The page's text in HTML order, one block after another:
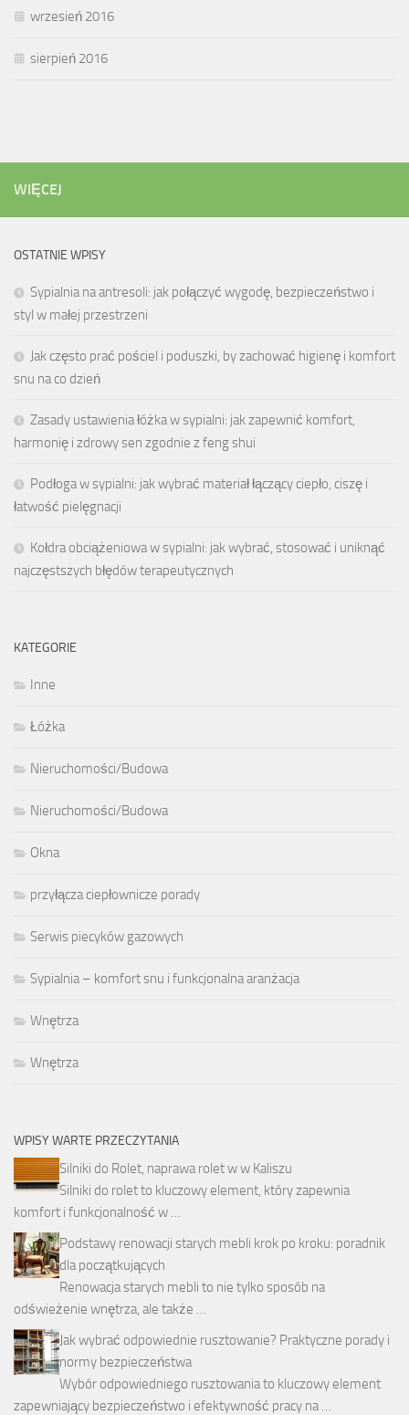
wrzesień 2016
sierpień 2016
WIĘCEJ
OSTATNIE WPISY
Sypialnia na antresoli: jak połączyć wygodę, bezpieczeństwo i
styl w małej przestrzeni
Jak często prać pościel i poduszki, by zachować higienę i komfort
snu na co dzień
Zasady ustawienia łóżka w sypialni: jak zapewnić komfort,
harmonię i zdrowy sen zgodnie z feng shui
Podłoga w sypialni: jak wybrać materiał łączący ciepło, ciszę i
łatwość pielęgnacji
Kołdra obciążeniowa w sypialni: jak wybrać, stosować i uniknąć
najczęstszych błędów terapeutycznych
KATEGORIE
Inne
Łóżka
Nieruchomości/Budowa
Nieruchomości/Budowa
Okna
przyłącza ciepłownicze porady
Serwis piecyków gazowych
Sypialnia – komfort snu i funkcjonalna aranżacja
Wnętrza
Wnętrza
WPISY WARTE PRZECZYTANIA
Silniki do Rolet, naprawa rolet w w Kaliszu
Silniki do rolet to kluczowy element, który zapewnia
komfort i funkcjonalność w …
Podstawy renowacji starych mebli krok po kroku: poradnik
dla początkujących
Renowacja starych mebli to nie tylko sposób na
odświeżenie wnętrza, ale także …
Jak wybrać odpowiednie rusztowanie? Praktyczne porady i
normy bezpieczeństwa
Wybór odpowiedniego rusztowania to kluczowy element
zapewniający bezpieczeństwo i efektywność pracy na …